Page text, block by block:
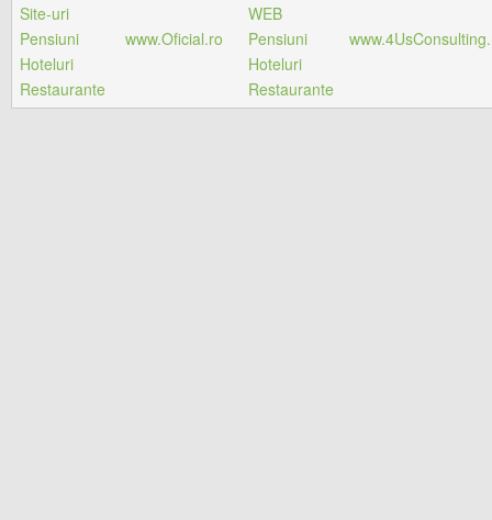
Site-uri
Pensiuni
Hoteluri
Restaurante
www.Oficial.ro
WEB
Pensiuni
Hoteluri
Restaurante